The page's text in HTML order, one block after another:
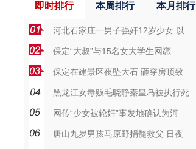
即时排行 本周排行 本月排行
河北石家庄一男子强奸12岁少女 以
保定“大叔”与15名女大学生网恋
保定在建景区夜坠大石 砸穿房顶致
黑龙江女毒贩毛晓静秦皇岛被执行死
网传“少女被轮奸”事发地确认为河
唐山九岁男孩马原野捐髓救父 日夜